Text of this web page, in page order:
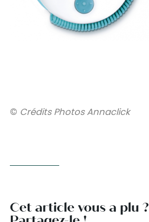
© Crédits Photos Annaclick
Cet article vous a plu ?